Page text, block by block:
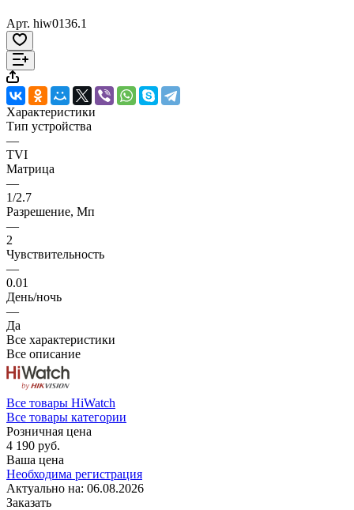
Арт. hiw0136.1
Характеристики
Тип устройства
—
TVI
Матрица
—
1/2.7
Разрешение, Мп
—
2
Чувствительность
—
0.01
День/ночь
—
Да
Все характеристики
Все описание
Все товары HiWatch
Все товары категории
Розничная цена
4 190 руб.
Ваша цена
Необходима регистрация
Актуально на: 06.08.2026
Заказать